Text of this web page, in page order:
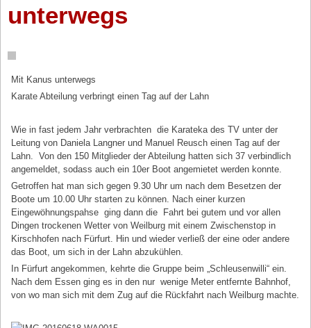
unterwegs
Mit Kanus unterwegs
Karate Abteilung verbringt einen Tag auf der Lahn
Wie in fast jedem Jahr verbrachten die Karateka des TV unter der
Leitung von Daniela Langner und Manuel Reusch einen Tag auf der
Lahn. Von den 150 Mitglieder der Abteilung hatten sich 37 verbindlich
angemeldet, sodass auch ein 10er Boot angemietet werden konnte.
Getroffen hat man sich gegen 9.30 Uhr um nach dem Besetzen der
Boote um 10.00 Uhr starten zu können. Nach einer kurzen
Eingewöhnungspahse ging dann die Fahrt bei gutem und vor allen
Dingen trockenen Wetter von Weilburg mit einem Zwischenstop in
Kirschhofen nach Fürfurt. Hin und wieder verließ der eine oder andere
das Boot, um sich in der Lahn abzukühlen.
In Fürfurt angekommen, kehrte die Gruppe beim „Schleusenwilli“ ein.
Nach dem Essen ging es in den nur wenige Meter entfernte Bahnhof,
von wo man sich mit dem Zug auf die Rückfahrt nach Weilburg machte.